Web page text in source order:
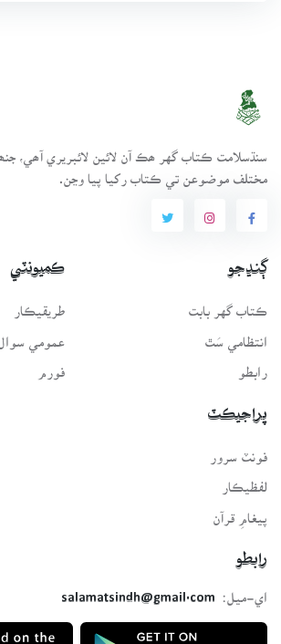
مختلف موضوعن تي ڪتاب رکيا پيا وڃن.
ڳنڍجو
ڪتاب گهر بابت
انتظامي سَٿ
رابطو
ڪميونٽي
طريقيڪار
عمومي سوال
فورم
پراجيڪٽ
لفظيڪار
پيغامِ قرآن
رابطو
اي-ميل:
salamatsindh@gmail.com